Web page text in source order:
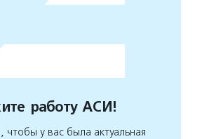
работу АСИ!
у вас была актуальная